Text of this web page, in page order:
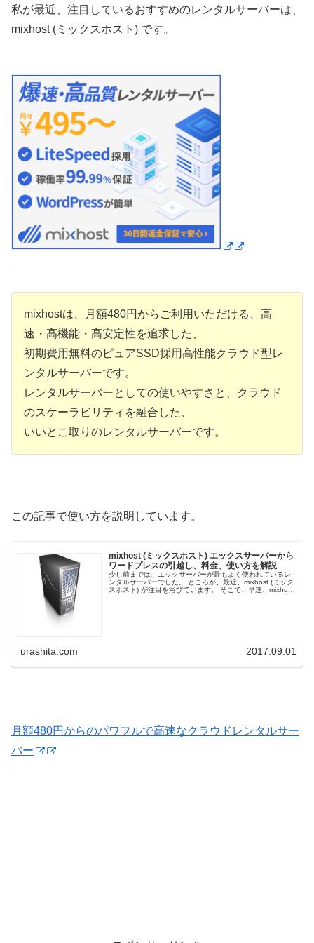
私が最近、注目しているおすすめのレンタルサーバーは、
mixhost (ミックスホスト) です。
mixhostは、月額480円からご利用いただける、高
速・高機能・高安定性を追求した、
初期費用無料のピュアSSD採用高性能クラウド型レ
ンタルサーバーです。
レンタルサーバーとしての使いやすさと、クラウド
のスケーラビリティを融合した、
いいとこ取りのレンタルサーバーです。
この記事で使い方を説明しています。
mixhost (ミックスホスト) エックスサーバーから
ワードプレスの引越し、料金、使い方を解説
少し前までは、エックサーバーが最もよく使われているレ
ンタルサーバーでした。 ところが、最近、mixhost (ミック
スホスト) が注目を浴びています。 そこで、早速、mixhost
urashita.com 2017.09.01
月額480円からのパワフルで高速なクラウドレンタルサー
バー